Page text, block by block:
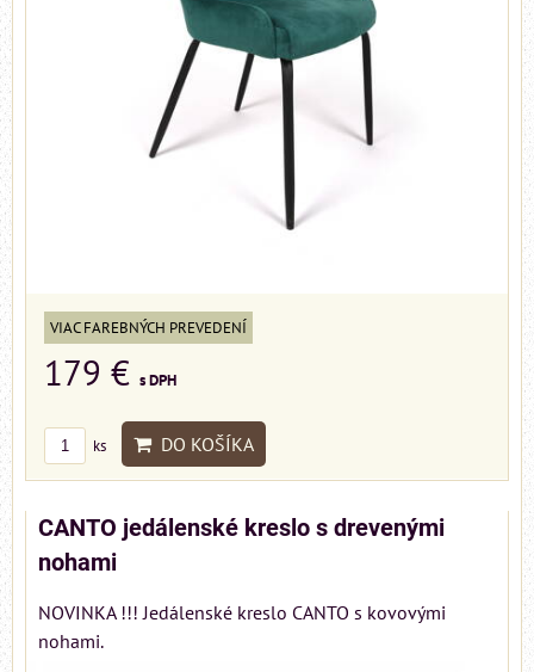
VIAC FAREBNÝCH PREVEDENÍ
179 € s DPH
ks DO KOŠÍKA
CANTO jedálenské kreslo s drevenými
nohami
NOVINKA !!! Jedálenské kreslo CANTO s kovovými
nohami.